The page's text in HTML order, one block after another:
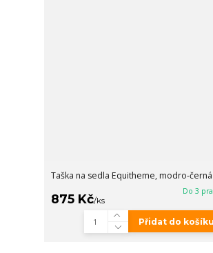
Taška na sedla Equitheme, modro-černá
875 Kč/ks
Do 3
Přidat do košíku